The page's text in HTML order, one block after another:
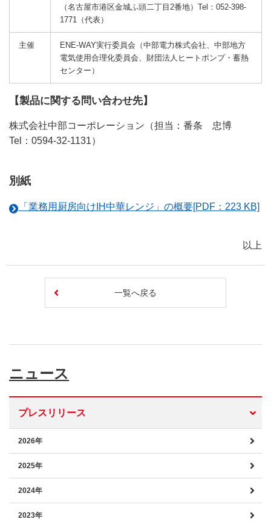
（名古屋市港区金城ふ頭二丁目2番地）Tel：052-398-
1771（代表）
主催
ENE-WAY実行委員会（中部電力株式会社、中部地方
電気使用合理化委員会、財団法人ヒートポンプ・蓄熱
センター）
【製品に関する問い合わせ先】
株式会社中部コーポレーション（担当：番条 忠博
Tel：0594-32-1131）
別紙
「業務用厨房向けIH中華レンジ」の概要[PDF：223 KB]
以上
一覧へ戻る
ニュース
プレスリリース
2026年
2025年
2024年
2023年